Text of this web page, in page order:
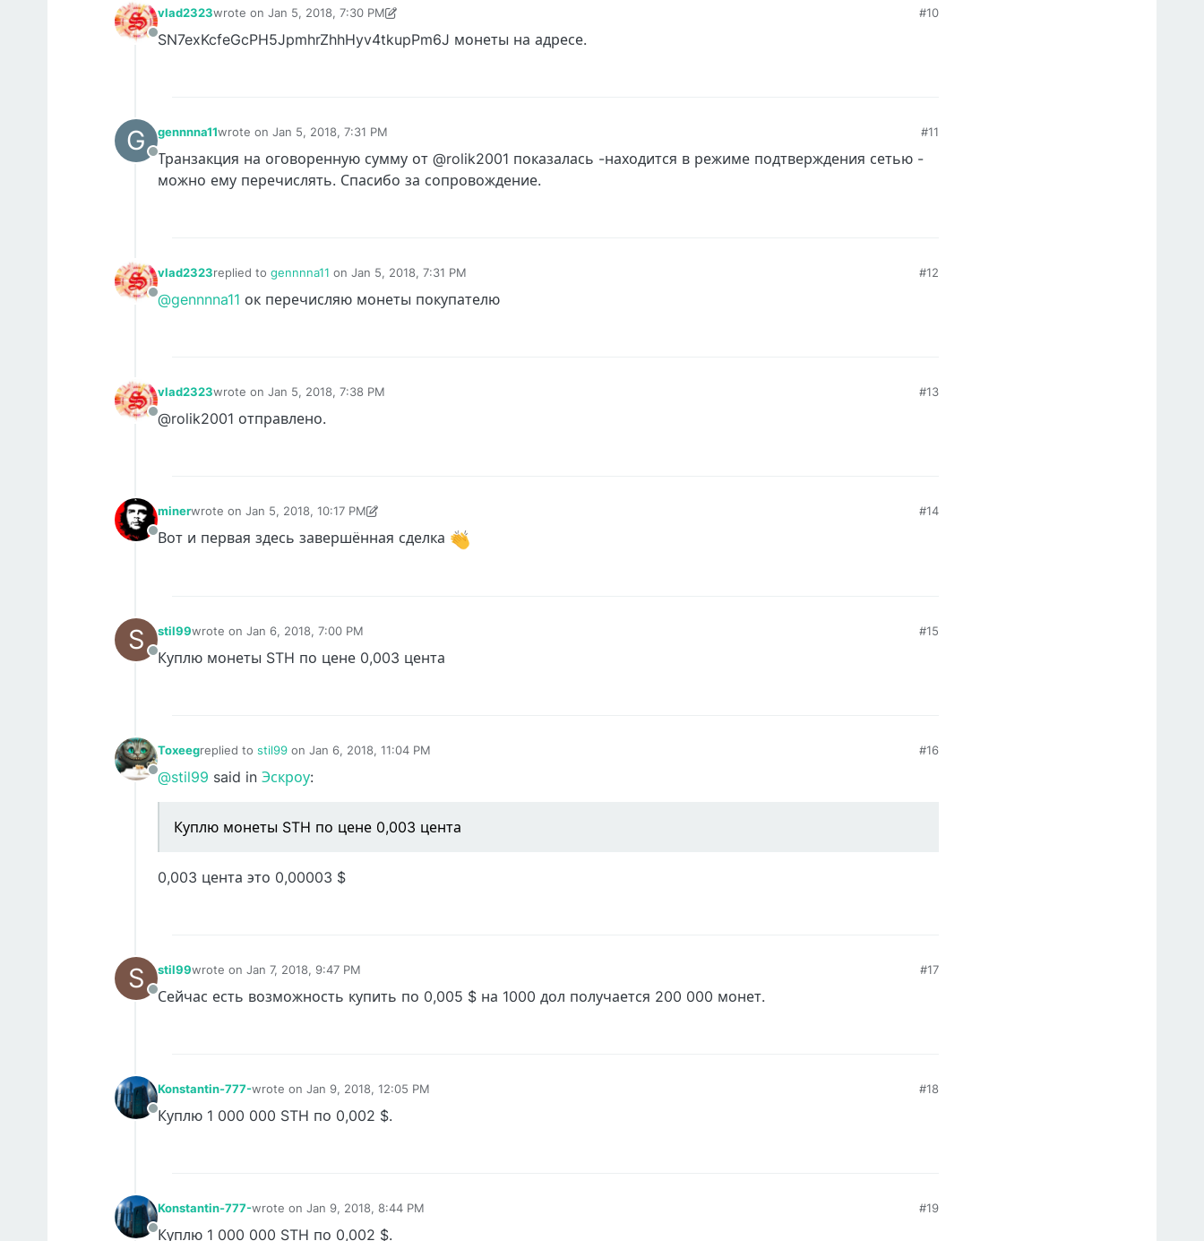
Offline
vlad2323wrote on Jan 5, 2018, 7:30 PM
last edited by vlad2323 Jan 5, 2018, 7:31 PM
#10
SN7exKcfeGcPH5JpmhrZhhHyv4tkupPm6J монеты на адресе.
G
Offline
gennnna11wrote on Jan 5, 2018, 7:31 PM
last edited by
#11
Транзакция на оговоренную сумму от @rolik2001 показалась -находится в режиме подтверждения сетью -
можно ему перечислять. Спасибо за сопровождение.
Offline
vlad2323replied to gennnna11 on Jan 5, 2018, 7:31 PM
last edited by
#12
@gennnna11 ок перечисляю монеты покупателю
Offline
vlad2323wrote on Jan 5, 2018, 7:38 PM
last edited by
#13
@rolik2001 отправлено.
Offline
minerwrote on Jan 5, 2018, 10:17 PM
last edited by minerJan 5, 2018, 10:17 PM
#14
Вот и первая здесь завершённая сделка
S
Offline
stil99wrote on Jan 6, 2018, 7:00 PM
last edited by
#15
Куплю монеты STH по цене 0,003 цента
Offline
Toxeegreplied to stil99 on Jan 6, 2018, 11:04 PM
last edited by
#16
@stil99 said in Эскроу:
Куплю монеты STH по цене 0,003 цента
0,003 цента это 0,00003 $
S
Offline
stil99wrote on Jan 7, 2018, 9:47 PM
last edited by
#17
Сейчас есть возможность купить по 0,005 $ на 1000 дол получается 200 000 монет.
Offline
Konstantin-777-wrote on Jan 9, 2018, 12:05 PM
last edited by
#18
Куплю 1 000 000 STH по 0,002 $.
Offline
Konstantin-777-wrote on Jan 9, 2018, 8:44 PM
last edited by
#19
Куплю 1 000 000 STH по 0,002 $.